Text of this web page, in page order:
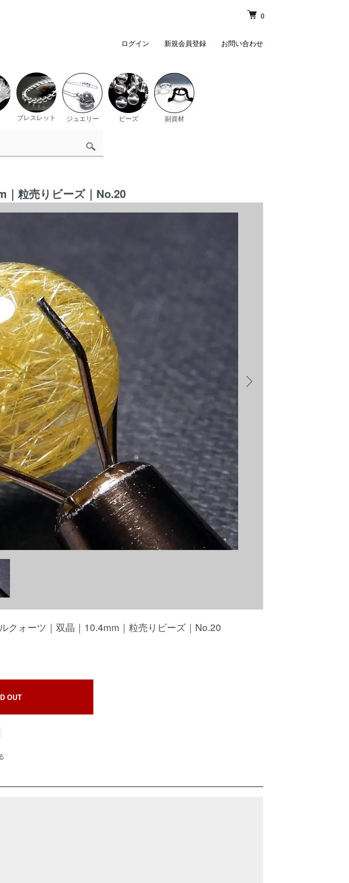
0
ログイン 新規会員登録 お問い合わせ
ブレスレット ジュエリー ビーズ 副資材
｜粒売りビーズ｜No.20
クォーツ｜双晶｜10.4mm｜粒売りビーズ｜No.20
OUT